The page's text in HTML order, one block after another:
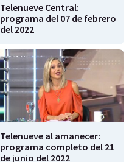
Telenueve Central:
programa del 07 de febrero
del 2022
Telenueve al amanecer:
programa completo del 21
de junio del 2022